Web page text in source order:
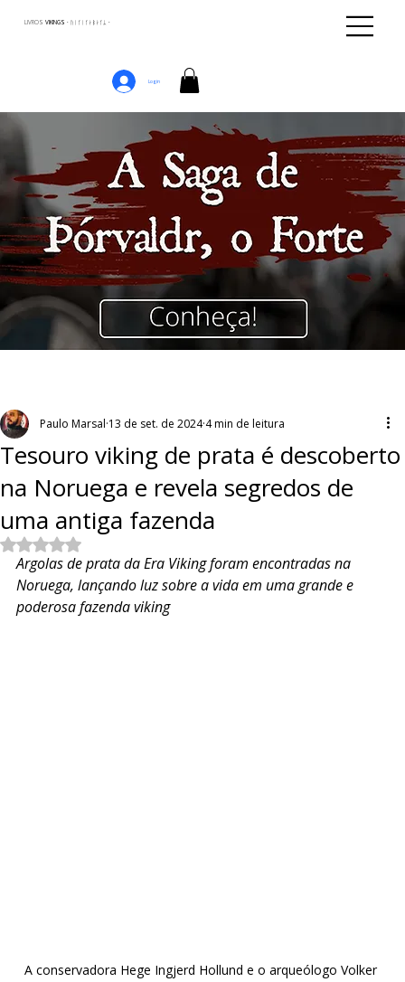
LIVROS VIKINGS · ᚢᛁᚴᛁᚴᛅᛒᛅᚴᛦ ·
Login
Tesouro viking de prata é descoberto
na Noruega e revela segredos de
uma antiga fazenda
Paulo Marsal 13 de set. de 2024 4 min de leitura
Avaliado com NaN de 5 estrelas.
Argolas de prata da Era Viking foram encontradas na
Noruega, lançando luz sobre a vida em uma grande e
poderosa fazenda viking
A conservadora Hege Ingjerd Hollund e o arqueólogo Volker